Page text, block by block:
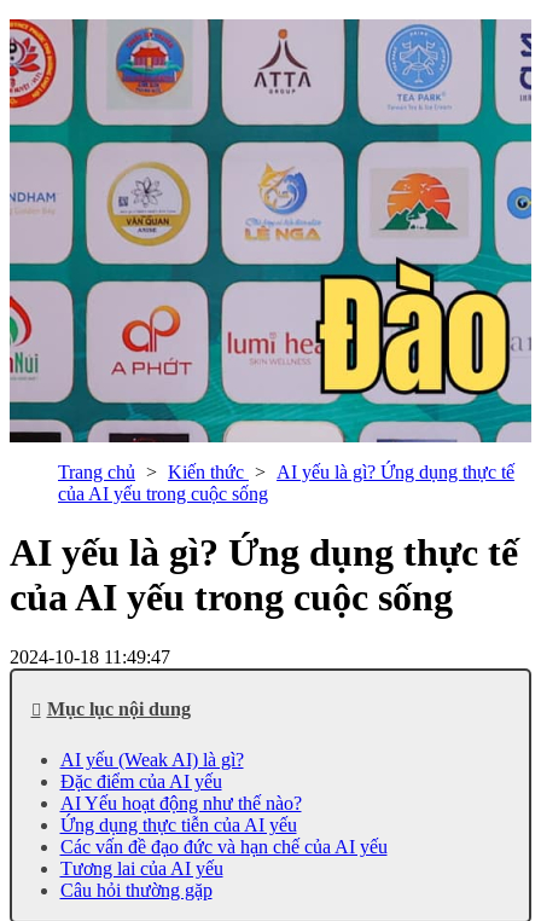
Trang chủ Kiến thức
AI yếu là gì? Ứng dụng thực tế
của AI yếu trong cuộc sống
AI yếu là gì? Ứng dụng thực tế
của AI yếu trong cuộc sống
2024-10-18 11:49:47
Mục lục nội dung
AI yếu (Weak AI) là gì?
Đặc điểm của AI yếu
AI Yếu hoạt động như thế nào?
Ứng dụng thực tiễn của AI yếu
Các vấn đề đạo đức và hạn chế của AI yếu
Tương lai của AI yếu
Câu hỏi thường gặp